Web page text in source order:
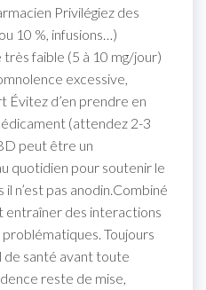
Privilégiez des
10 %, infusions…)
faible (5 à 10 mg/jour)
excessive,
Évitez d’en prendre en
(attendez 2-3
peut être un
quotidien pour soutenir le
n’est pas anodin.Combiné
entraîner des interactions
Toujours
de santé avant toute
reste de mise,